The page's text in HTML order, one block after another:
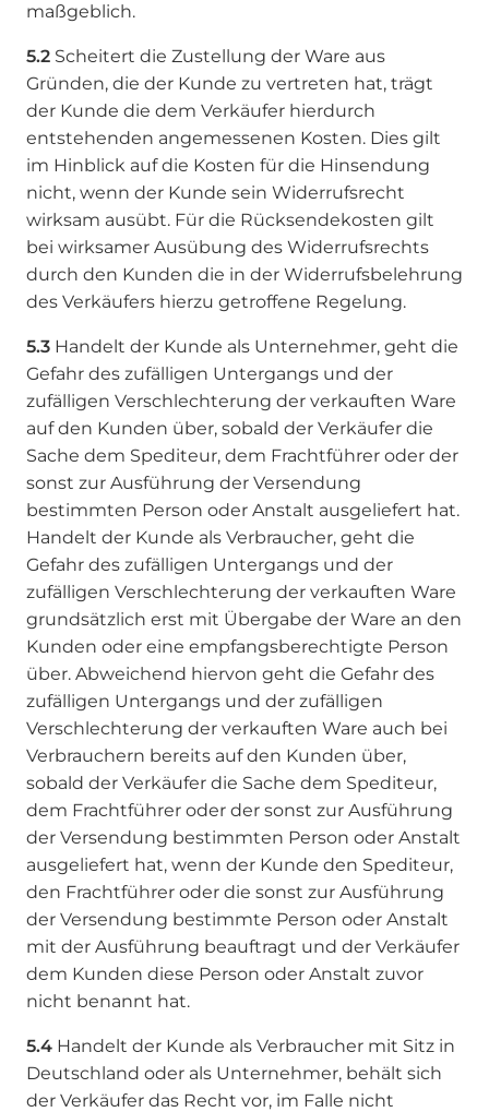
maßgeblich.
5.2 Scheitert die Zustellung der Ware aus
Gründen, die der Kunde zu vertreten hat, trägt
der Kunde die dem Verkäufer hierdurch
entstehenden angemessenen Kosten. Dies gilt
im Hinblick auf die Kosten für die Hinsendung
nicht, wenn der Kunde sein Widerrufsrecht
wirksam ausübt. Für die Rücksendekosten gilt
bei wirksamer Ausübung des Widerrufsrechts
durch den Kunden die in der Widerrufsbelehrung
des Verkäufers hierzu getroffene Regelung.
5.3 Handelt der Kunde als Unternehmer, geht die
Gefahr des zufälligen Untergangs und der
zufälligen Verschlechterung der verkauften Ware
auf den Kunden über, sobald der Verkäufer die
Sache dem Spediteur, dem Frachtführer oder der
sonst zur Ausführung der Versendung
bestimmten Person oder Anstalt ausgeliefert hat.
Handelt der Kunde als Verbraucher, geht die
Gefahr des zufälligen Untergangs und der
zufälligen Verschlechterung der verkauften Ware
grundsätzlich erst mit Übergabe der Ware an den
Kunden oder eine empfangsberechtigte Person
über. Abweichend hiervon geht die Gefahr des
zufälligen Untergangs und der zufälligen
Verschlechterung der verkauften Ware auch bei
Verbrauchern bereits auf den Kunden über,
sobald der Verkäufer die Sache dem Spediteur,
dem Frachtführer oder der sonst zur Ausführung
der Versendung bestimmten Person oder Anstalt
ausgeliefert hat, wenn der Kunde den Spediteur,
den Frachtführer oder die sonst zur Ausführung
der Versendung bestimmte Person oder Anstalt
mit der Ausführung beauftragt und der Verkäufer
dem Kunden diese Person oder Anstalt zuvor
nicht benannt hat.
5.4 Handelt der Kunde als Verbraucher mit Sitz in
Deutschland oder als Unternehmer, behält sich
der Verkäufer das Recht vor, im Falle nicht